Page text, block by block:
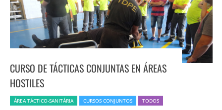
CURSO DE TÁCTICAS CONJUNTAS EN ÁREAS
HOSTILES
ÁREA TÁCTICO-SANITÁRIA CURSOS CONJUNTOS TODOS